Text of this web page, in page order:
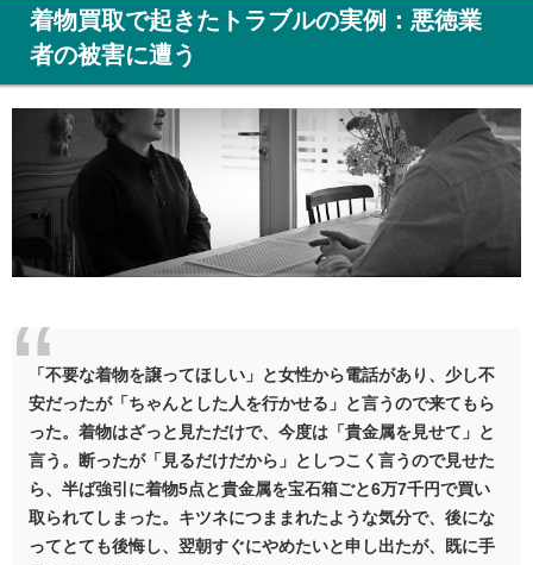
着物買取で起きたトラブルの実例：悪徳業
者の被害に遭う
「不要な着物を譲ってほしい」と女性から電話があり、少し不
安だったが「ちゃんとした人を行かせる」と言うので来てもら
った。着物はざっと見ただけで、今度は「貴金属を見せて」と
言う。断ったが「見るだけだから」としつこく言うので見せた
ら、半ば強引に着物5点と貴金属を宝石箱ごと6万7千円で買い
取られてしまった。キツネにつままれたような気分で、後にな
ってとても後悔し、翌朝すぐにやめたいと申し出たが、既に手